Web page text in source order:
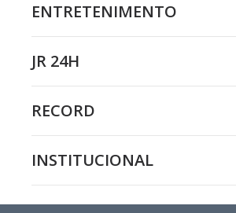
ENTRETENIMENTO
JR 24H
RECORD
INSTITUCIONAL